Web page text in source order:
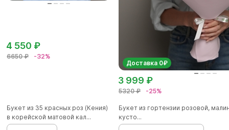
6650 ₽ -32%
4 550 ₽
Букет из 35 красных роз (Кения)
в корейской матовой кал...
Доставка 0₽
5320 ₽ -25%
3 999 ₽
Букет из гортензии розовой,
кусто...